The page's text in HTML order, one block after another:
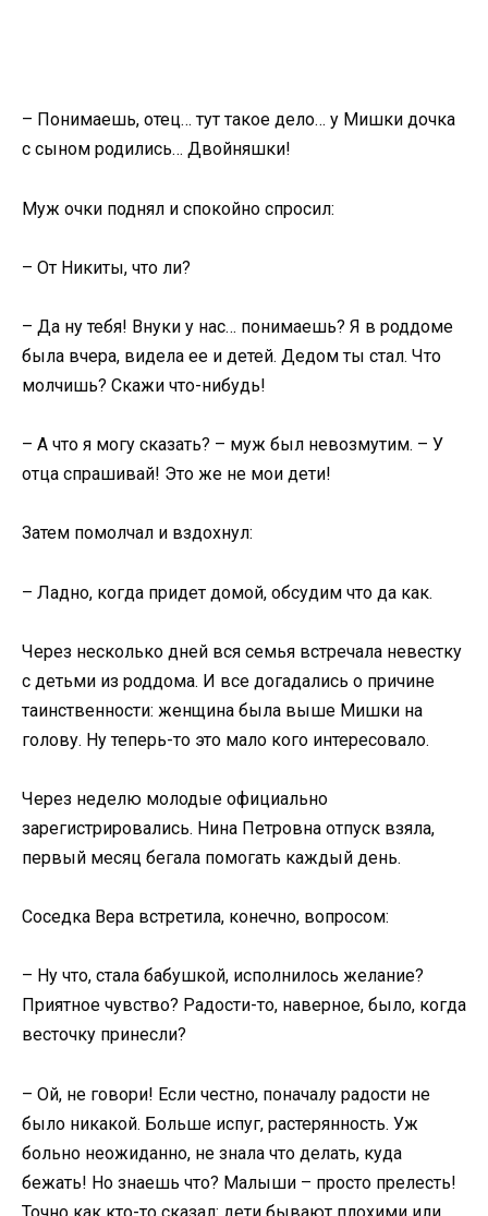
– Понимаешь, отец… тут такое дело… у Мишки дочка
с сыном родились… Двойняшки!
Муж очки поднял и спокойно спросил:
– От Никиты, что ли?
– Да ну тебя! Внуки у нас… понимаешь? Я в роддоме
была вчера, видела ее и детей. Дедом ты стал. Что
молчишь? Скажи что-нибудь!
– А что я могу сказать? – муж был невозмутим. – У
отца спрашивай! Это же не мои дети!
Затем помолчал и вздохнул:
– Ладно, когда придет домой, обсудим что да как.
Через несколько дней вся семья встречала невестку
с детьми из роддома. И все догадались о причине
таинственности: женщина была выше Мишки на
голову. Ну теперь-то это мало кого интересовало.
Через неделю молодые официально
зарегистрировались. Нина Петровна отпуск взяла,
первый месяц бегала помогать каждый день.
Соседка Вера встретила, конечно, вопросом:
– Ну что, стала бабушкой, исполнилось желание?
Приятное чувство? Радости-то, наверное, было, когда
весточку принесли?
– Ой, не говори! Если честно, поначалу радости не
было никакой. Больше испуг, растерянность. Уж
больно неожиданно, не знала что делать, куда
бежать! Но знаешь что? Малыши – просто прелесть!
Точно как кто-то сказал: дети бывают плохими или